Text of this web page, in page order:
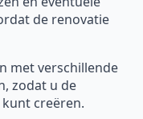
de renovatie
met verschillende
zodat u de
creëren.